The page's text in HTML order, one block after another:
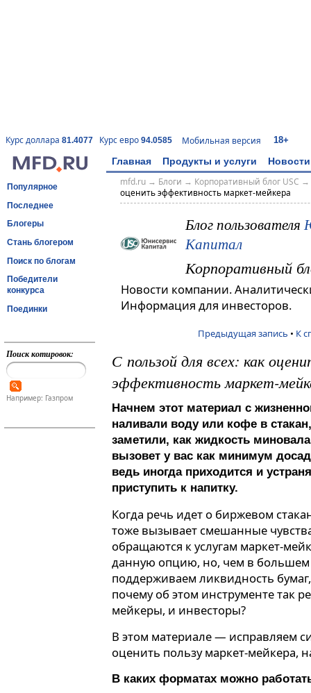
Курс доллара 81.4077 Курс евро 94.0585 Мобильная версия 18+
Главная Продукты и услуги Новости
Популярное
Последнее
Блогеры
Стань блогером
Поиск по блогам
Победители
конкурса
Поединки
Поиск котировок:
Например: Газпром
mfd.ru→ Блоги → Корпоративный блог USC →
оценить эффективность маркет-мейкера
Блог пользователя
Капитал
Корпоративный
Новости компании.
Информация для инвесторов.
Предыдущая запись • К
С пользой для всех: как
эффективность маркет-
Начнем этот материал с
наливали воду или кофе в
заметили, как жидкость
вызовет у вас как минимум
ведь иногда приходится и
приступить к напитку.
Когда речь идет о биржевом
тоже вызывает смешанные
обращаются к услугам маркет-
данную опцию, но, чем в большем
поддерживаем ликвидность
почему об этом инструменте так
мейкеры, и инвесторы?
В этом материале — исправляем
оценить пользу маркет-мейкера,
В каких форматах можно